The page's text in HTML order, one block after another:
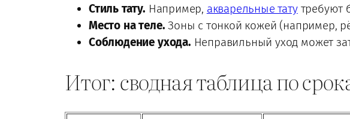
Стиль тату. Например, акварельные татутребуют
Место на теле. Зоны с тонкой кожей (например,
Соблюдение ухода. Неправильный уход может
Итог: сводная таблица по